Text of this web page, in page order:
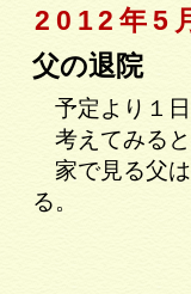
2012年5
父の退院
予定より１
考えてみると
家で見る父は
る。